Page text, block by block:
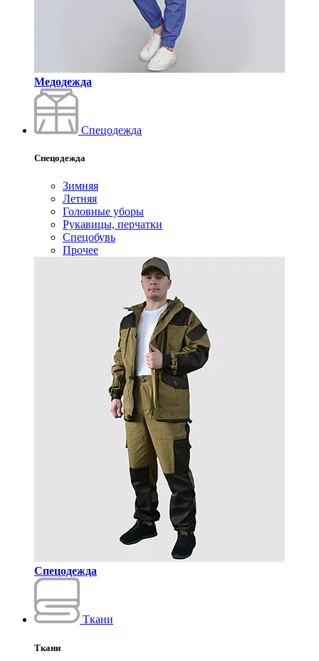
Медодежда
Спецодежда
Спецодежда
Зимняя
Летняя
Головные уборы
Рукавицы, перчатки
Спецобувь
Прочее
Спецодежда
Ткани
Ткани